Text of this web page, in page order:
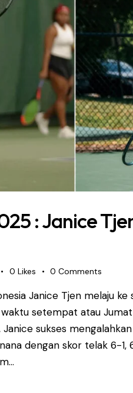
: Janice
0 Likes 0 Comments
Janice Tjen melaju
waktu setempat atau
sukses
dengan skor telak 6-